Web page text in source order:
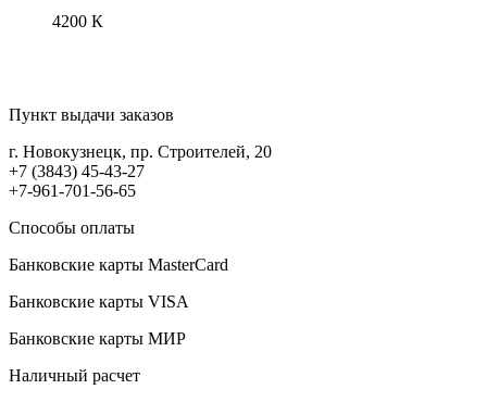
4200 К
Пункт выдачи заказов
г. Новокузнецк, пр. Строителей, 20
+7 (3843) 45-43-27
+7-961-701-56-65
Способы оплаты
Банковские карты MasterCard
Банковские карты VISA
Банковские карты МИР
Наличный расчет